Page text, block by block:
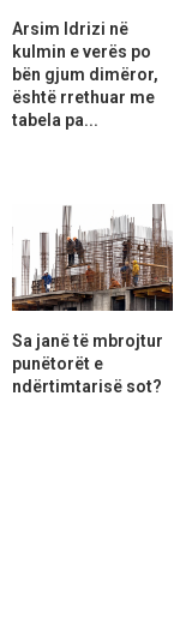
Arsim Idrizi në
kulmin e verës po
bën gjum dimëror,
është rrethuar me
tabela pa...
Sa janë të mbrojtur
punëtorët e
ndërtimtarisë sot?